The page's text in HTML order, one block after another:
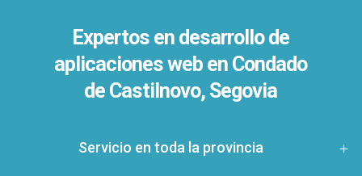
Expertos en desarrollo de
aplicaciones web en Condado
de Castilnovo, Segovia
Servicio en toda la provincia